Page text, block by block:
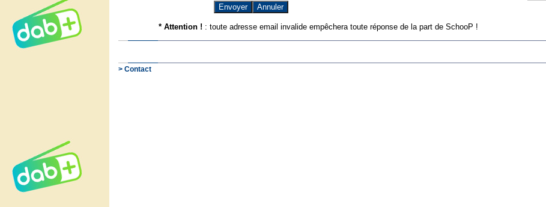
* Attention ! : toute adresse email invalide empêchera toute réponse de la part de SchooP !
> Contact